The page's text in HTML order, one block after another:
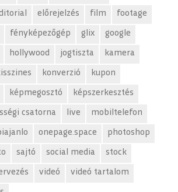
előrejelzés film footage
fényképezőgép glix google
hollywood jogtiszta kamera
konverzió kupon
képmegosztó képszerkesztés
csatorna live mobiltelefon
onepage.space photoshop
sajtó social media stock
videó videó tartalom